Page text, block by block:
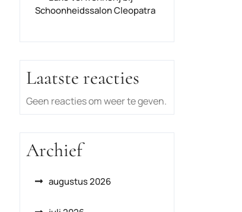
Schoonheidssalon Cleopatra
Laatste reacties
Geen reacties om weer te geven.
Archief
augustus 2026